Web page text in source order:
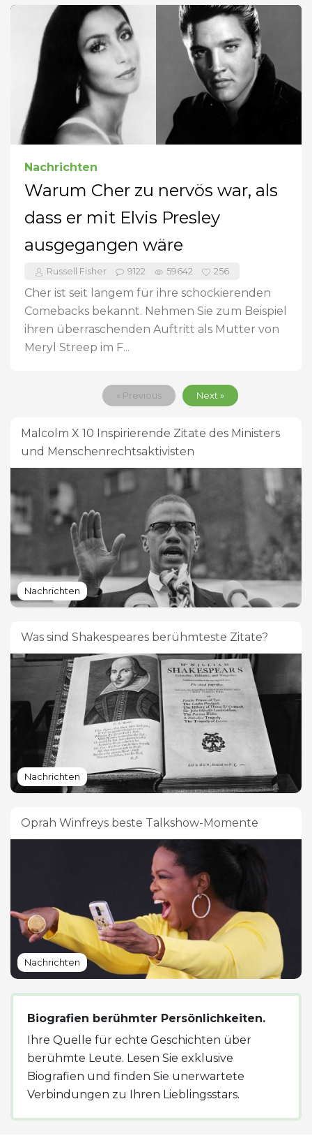
Nachrichten
Warum Cher zu nervös war, als
dass er mit Elvis Presley
ausgegangen wäre
Russell Fisher 9122 59642 256
Cher ist seit langem für ihre schockierenden
Comebacks bekannt. Nehmen Sie zum Beispiel
ihren überraschenden Auftritt als Mutter von
Meryl Streep im F...
« Previous Next »
Malcolm X 10 Inspirierende Zitate des Ministers
und Menschenrechtsaktivisten
Nachrichten
Was sind Shakespeares berühmteste Zitate?
Nachrichten
Oprah Winfreys beste Talkshow-Momente
Nachrichten
Biografien berühmter Persönlichkeiten.
Ihre Quelle für echte Geschichten über
berühmte Leute. Lesen Sie exklusive
Biografien und finden Sie unerwartete
Verbindungen zu Ihren Lieblingsstars.